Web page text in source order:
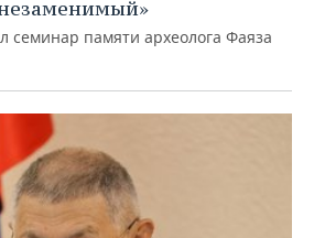
семинар памяти археолога Фаяза